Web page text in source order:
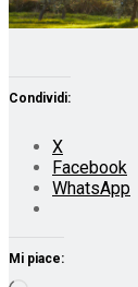
Condividi:
X
Facebook
WhatsApp
Mi piace: